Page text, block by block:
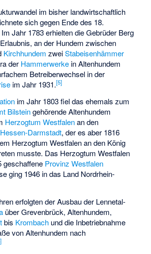
im bisher landwirtschaftlich
sich gegen Ende des 18.
Jahr 1783 erhielten die Gebrüder Berg
an der Hundem zwischen
Kirchhundem zweiStabeisenhämmer
der Hammerwerke in Altenhundem
Betreiberwechsel in der
im Jahr 1931.[5]
im Jahr 1803 fiel das ehemals zum
Bilsteingehörende Altenhundem
Herzogtum Westfalenan den
Darmstadt, der es aber 1816
Herzogtum Westfalen an den König
musste. Das Herzogtum Westfalen
geschaffene Provinz Westfalen
ging 1946 in das Land Nordrhein-
erfolgten der Ausbau der Lennetal-
über Grevenbrück, Altenhundem,
bis Krombach und die Inbetriebnahme
von Altenhundem nach
]